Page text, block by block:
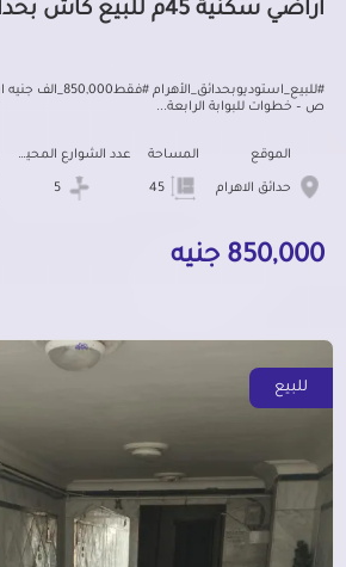
أراضي سكنية 45م للبيع كاش بحدائق الاهرام الجيزة
ص – خطوات للبوابة الرابعة...
الموقع
حدائق الاهرام
المساحة عدد الشوارع المحيطه
850,000 جنيه
للبيع